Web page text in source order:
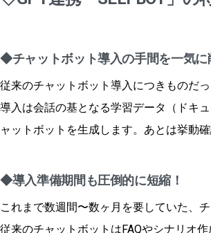
◆チャットボット導入の手間を一気に
従来のチャットボット導入につきものだ
導入は会話の基となる学習データ（ドキ
ャットボットを生成します。あとは挙動
◆導入準備期間も圧倒的に短縮！
これまで数週間〜数ヶ月を要していた、
従来のチャットボットはFAQやシナリオ